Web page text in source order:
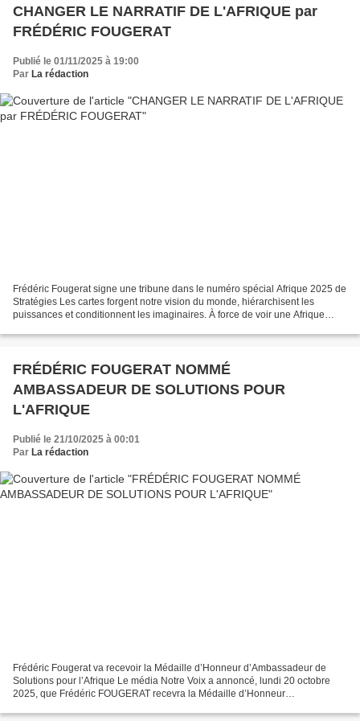
CHANGER LE NARRATIF DE L'AFRIQUE par
FRÉDÉRIC FOUGERAT
Publié le 01/11/2025 à 19:00
Par La rédaction
Frédéric Fougerat signe une tribune dans le numéro spécial Afrique 2025 de
Stratégies Les cartes forgent notre vision du monde, hiérarchisent les
puissances et conditionnent les imaginaires. À force de voir une Afrique
FRÉDÉRIC FOUGERAT NOMMÉ
AMBASSADEUR DE SOLUTIONS POUR
L'AFRIQUE
Publié le 21/10/2025 à 00:01
Par La rédaction
Frédéric Fougerat va recevoir la Médaille d’Honneur d’Ambassadeur de
Solutions pour l’Afrique Le média Notre Voix a annoncé, lundi 20 octobre
2025, que Frédéric FOUGERAT recevra la Médaille d’Honneur